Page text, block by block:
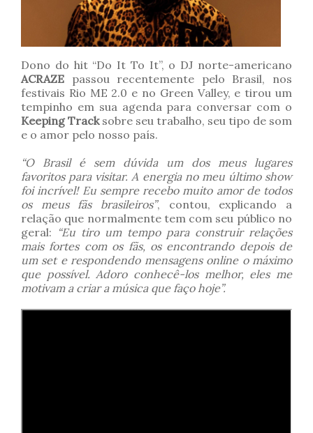
Dono do hit “Do It To It”, o DJ norte-americano
ACRAZE passou recentemente pelo Brasil, nos
festivais Rio ME 2.0 e no Green Valley, e tirou um
tempinho em sua agenda para conversar com o
Keeping Tracksobre seu trabalho, seu tipo de som
e o amor pelo nosso país.
“O Brasil é sem dúvida um dos meus lugares
favoritos para visitar. A energia no meu último show
foi incrível! Eu sempre recebo muito amor de todos
os meus fãs brasileiros”, contou, explicando a
relação que normalmente tem com seu público no
geral: “Eu tiro um tempo para construir relações
mais fortes com os fãs, os encontrando depois de
um set e respondendo mensagens online o máximo
que possível. Adoro conhecê-los melhor, eles me
motivam a criar a música que faço hoje”.